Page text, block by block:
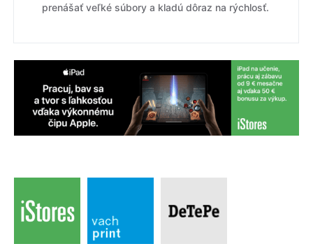
prenášať veľké súbory a kladú dôraz na rýchlosť.